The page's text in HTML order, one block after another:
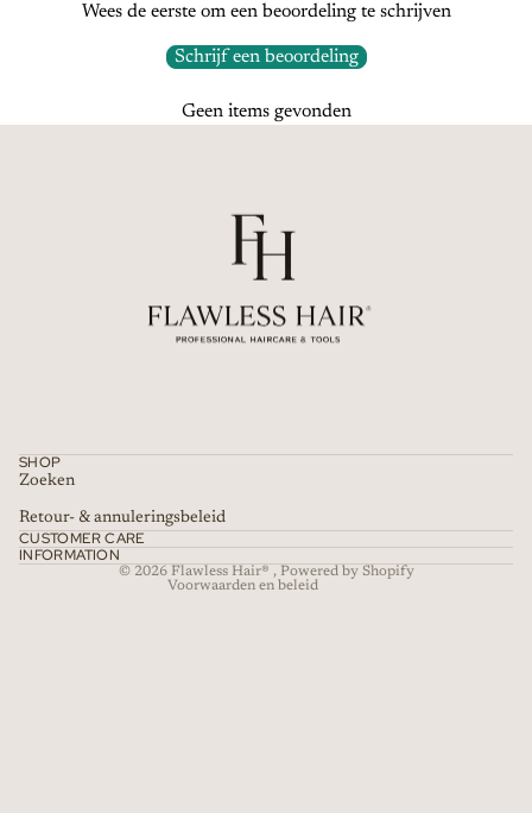
Wees de eerste om een beoordeling te schrijven
Schrijf een beoordeling
Geen items gevonden
SHOP
Zoeken
Retour- & annuleringsbeleid
CUSTOMER CARE
INFORMATION
© 2026 Flawless Hair® , Powered by Shopify
Voorwaarden en beleid
Wettelijke kennisgeving
Verzendbeleid